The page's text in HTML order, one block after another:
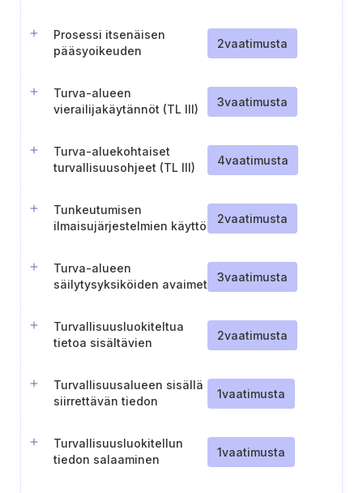
Prosessi itsenäisen
pääsyoikeuden
2vaatimusta
Turva-alueen
vierailijakäytännöt (TL III)
3vaatimusta
Turva-aluekohtaiset
turvallisuusohjeet (TL III)
4vaatimusta
Tunkeutumisen
ilmaisujärjestelmien käyttö
2vaatimusta
Turva-alueen
säilytysyksiköiden avaimet
3vaatimusta
Turvallisuusluokiteltua
tietoa sisältävien
2vaatimusta
Turvallisuusalueen sisällä
siirrettävän tiedon
1vaatimusta
Turvallisuusluokitellun
tiedon salaaminen
1vaatimusta